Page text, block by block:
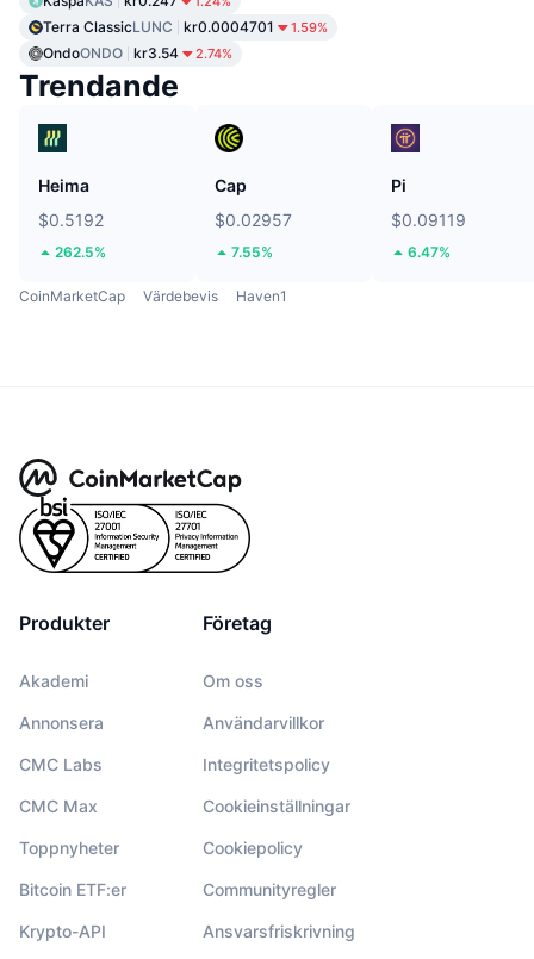
Terra ClassicLUNC kr0.0004701 1.59%
OndoONDO kr3.54 2.74%
Trendande
Heima
$0.5192
262.5%
Cap
$0.02957
7.55%
Pi
$0.09119
6.47%
CoinMarketCap Värdebevis Haven1
Produkter
Akademi
Annonsera
CMC Labs
CMC Max
Toppnyheter
Bitcoin ETF:er
Krypto-API
Företag
Om oss
Användarvillkor
Integritetspolicy
Cookieinställningar
Cookiepolicy
Communityregler
Ansvarsfriskrivning